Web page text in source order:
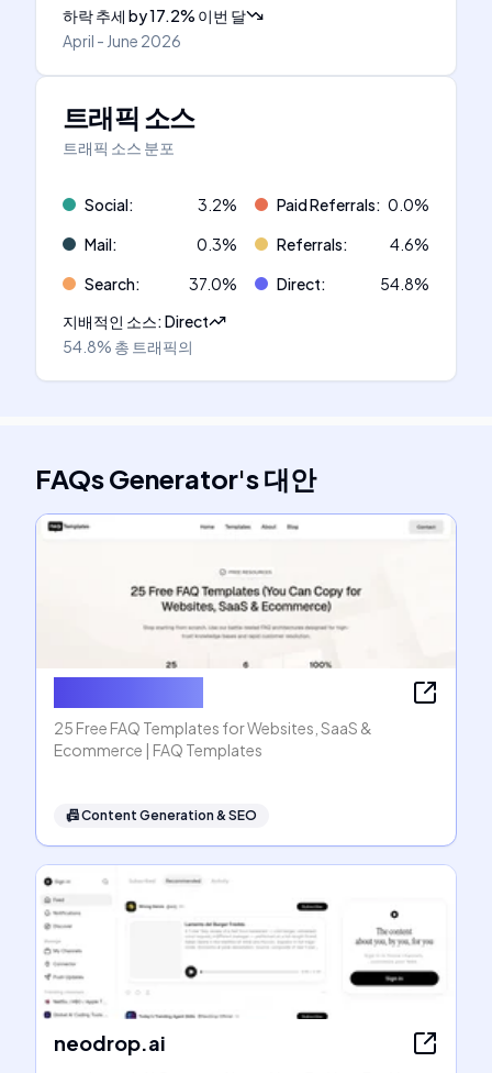
하락 추세 by17.2% 이번 달
April - June 2026
트래픽 소스
트래픽 소스 분포
Social: 3.2% Paid Referrals: 0.0%
Mail: 0.3% Referrals: 4.6%
Search: 37.0% Direct: 54.8%
지배적인 소스:Direct
54.8% 총 트래픽의
FAQs Generator's대안
25 Free FAQ Templates for Websites, SaaS &
Ecommerce | FAQ Templates
📠Content Generation & SEO
neodrop.ai